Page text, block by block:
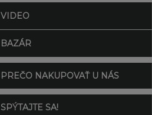
VIDEO
BAZÁR
PREČO NAKUPOVAŤ U NÁS
SPÝTAJTE SA!